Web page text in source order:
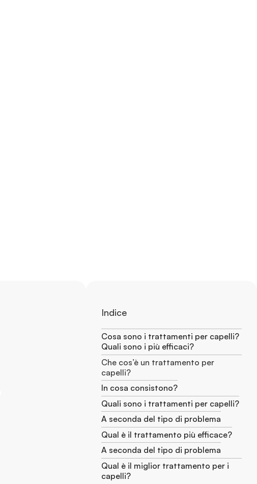
Indice
Cosa sono i trattamenti per capelli?
Quali sono i più efficaci?
Che cos’è un trattamento per
capelli?
In cosa consistono?
Quali sono i trattamenti per capelli?
A seconda del tipo di problema
Qual è il trattamento più efficace?
A seconda del tipo di problema
Qual è il miglior trattamento per i
capelli?